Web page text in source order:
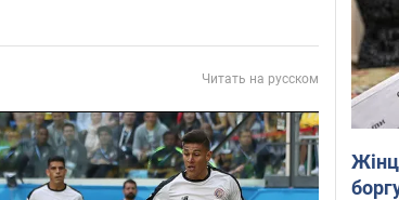
Читать на русском